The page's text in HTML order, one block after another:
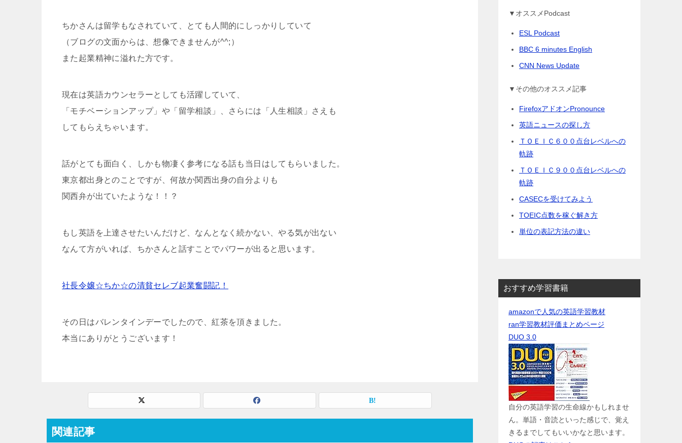
ちかさんは留学もなされていて、とても人間的にしっかりしていて
（ブログの文面からは、想像できませんが^^;）
また起業精神に溢れた方です。
現在は英語カウンセラーとしても活躍していて、
「モチベーションアップ」や「留学相談」、さらには「人生相談」さえも
してもらえちゃいます。
話がとても面白く、しかも物凄く参考になる話も当日はしてもらいました。
東京都出身とのことですが、何故か関西出身の自分よりも
関西弁が出ていたような！！？
もし英語を上達させたいんだけど、なんとなく続かない、やる気が出ない
なんて方がいれば、ちかさんと話すことでパワーが出ると思います。
社長令嬢☆ちか☆の清貧セレブ起業奮闘記！
その日はバレンタインデーでしたので、紅茶を頂きました。
本当にありがとうございます！
関連記事
▼オススメPodcast
ESL Podcast
BBC 6 minutes English
CNN News Update
▼その他のオススメ記事
FirefoxアドオンPronounce
英語ニュースの探し方
ＴＯＥＩＣ６００点台レベルへの
軌跡
ＴＯＥＩＣ９００点台レベルへの
軌跡
CASECを受けてみよう
TOEIC点数を稼ぐ解き方
単位の表記方法の違い
おすすめ学習書籍
amazonで人気の英語学習教材
ran学習教材評価まとめページ
DUO 3.0
自分の英語学習の生命線かもしれませ
ん。単語・音読といった感じで、覚え
きるまでしてもいいかなと思います。